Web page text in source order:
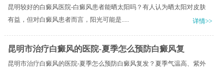
昆明较好的白癜风医院-白癜风患者能晒太阳吗？有人认为晒太阳对皮肤
有益，但对白癜风患者而言，阳光可能是.....
详情>>
昆明市治疗白癜风的医院-夏季怎么预防白癜风复
昆明市治疗白癜风的医院-夏季怎么预防白癜风复发？夏季气温高、紫外